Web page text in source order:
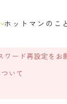
ホットマンのこ
ード再設定をお
いて